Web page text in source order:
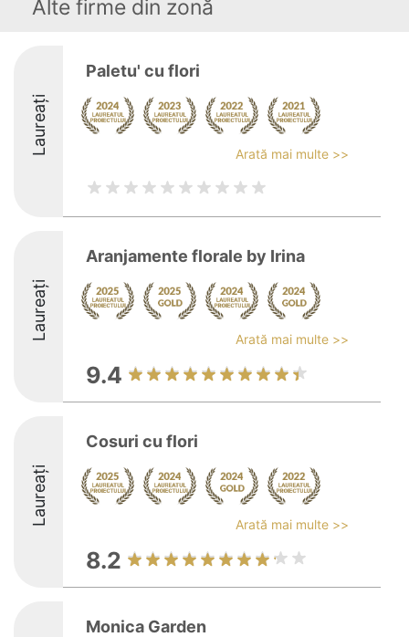
Alte firme din zonă
Laureați
Paletu' cu flori
Arată mai multe >>
Laureați
Aranjamente florale by Irina
Arată mai multe >>
9.4
Laureați
Cosuri cu flori
Arată mai multe >>
8.2
Monica Garden